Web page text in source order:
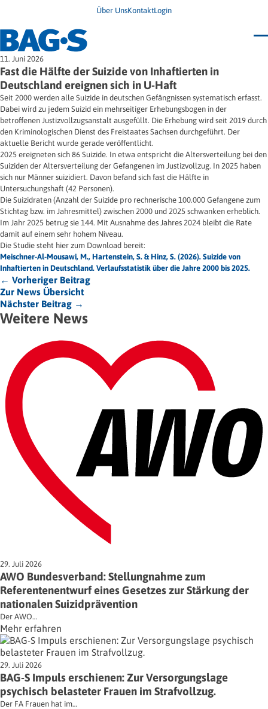
Über UnsKontaktLogin
Bundestagung 2026
Wo finde ich Hilfe?
News
Termine
Veröffentlichungen
Infodienst
Wegweiser
Jugendbroschüre
Impulse
Presse & Stellungnahmen
Newsletter
Unsere Themen
Angehörige
Ersatzfreiheitsstrafe
Freie Straffälligenhilfe
Gesundheit
Migration
Frauen
Wohnen
11. Juni 2026
Fast die Hälfte der Suizide von Inhaftierten in
Deutschland ereignen sich in U-Haft
Seit 2000 werden alle Suizide in deutschen Gefängnissen systematisch erfasst.
Dabei wird zu jedem Suizid ein mehrseitiger Erhebungsbogen in der
betroffenen Justizvollzugsanstalt ausgefüllt. Die Erhebung wird seit 2019 durch
den Kriminologischen Dienst des Freistaates Sachsen durchgeführt. Der
aktuelle Bericht wurde gerade veröffentlicht.
2025 ereigneten sich 86 Suizide. In etwa entspricht die Altersverteilung bei den
Suiziden der Altersverteilung der Gefangenen im Justizvollzug. In 2025 haben
sich nur Männer suizidiert. Davon befand sich fast die Hälfte in
Untersuchungshaft (42 Personen).
Die Suizidraten (Anzahl der Suizide pro rechnerische 100.000 Gefangene zum
Stichtag bzw. im Jahresmittel) zwischen 2000 und 2025 schwanken erheblich.
Im Jahr 2025 betrug sie 144. Mit Ausnahme des Jahres 2024 bleibt die Rate
damit auf einem sehr hohem Niveau.
Die Studie steht hier zum Download bereit:
Meischner-Al-Mousawi, M., Hartenstein, S. & Hinz, S. (2026). Suizide von
Inhaftierten in Deutschland. Verlaufsstatistik über die Jahre 2000 bis 2025.
← Vorheriger Beitrag
Zur News Übersicht
Nächster Beitrag →
Weitere News
29. Juli 2026
AWO Bundesverband: Stellungnahme zum
Referentenentwurf eines Gesetzes zur Stärkung der
nationalen Suizidprävention
Der AWO…
Mehr erfahren
29. Juli 2026
BAG-S Impuls erschienen: Zur Versorgungslage
psychisch belasteter Frauen im Strafvollzug.
Der FA Frauen hat im…